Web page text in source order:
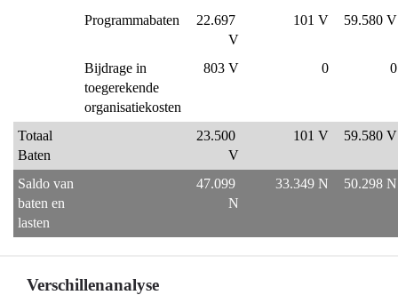
Programmabaten
22.697
V
101 V 59.580 V
Bijdrage in
toegerekende
organisatiekosten
803 V 0 0
Totaal
Baten
23.500
V
101 V 59.580 V
Saldo van
baten en
lasten
47.099
N
33.349 N 50.298 N
Verschillenanalyse